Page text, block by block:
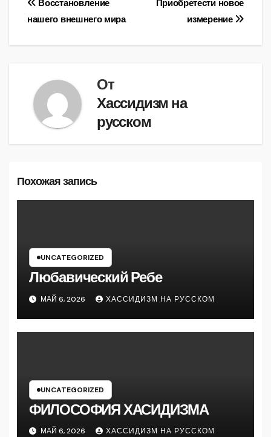
Навигация
Приобретести новое
измерение
Восстановление
нашего внешнего мира
От
Хассидизм на
русском
Похожая запись
UNCATEGORIZED
Любавический Ребе
МАЙ 6, 2026 ХАССИДИЗМ НА РУССКОМ
UNCATEGORIZED
ФИЛОСОФИЯ ХАСИДИЗМА
МАЙ 6, 2026 ХАССИДИЗМ НА РУССКОМ